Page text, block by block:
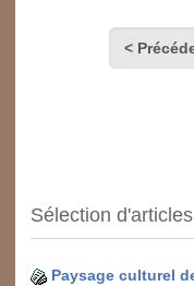
<
Sélection d'articles
Paysage culturel